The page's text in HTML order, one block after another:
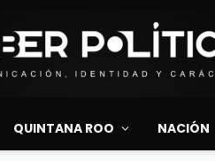
QUINTANA ROO NACIÓN